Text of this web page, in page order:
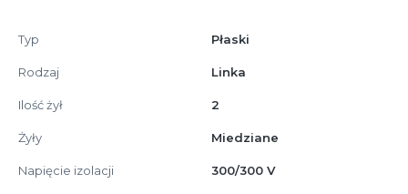
Typ Płaski
Rodzaj Linka
Ilość żył 2
Żyły Miedziane
Napięcie izolacji 300/300 V